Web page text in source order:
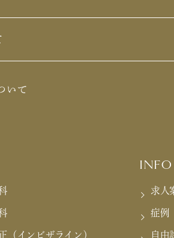
いて
（インビザライン）
INFO
求人
症例
自由